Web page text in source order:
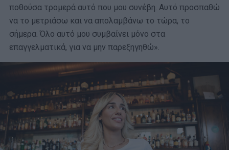
ποθούσα τρομερά αυτό που μου συνέβη. Αυτό προσπαθώ
να το μετριάσω και να απολαμβάνω το τώρα, το
σήμερα. Όλο αυτό μου συμβαίνει μόνο στα
επαγγελματικά, για να μην παρεξηγηθώ».